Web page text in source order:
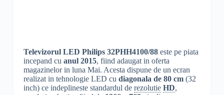
Televizorul LED Philips 32PHH4100/88este pe piata
incepand cu anul 2015, fiind adaugat in oferta
magazinelor in luna Mai. Acesta dispune de un ecran
realizat in tehnologie LED cu diagonala de 80 cm(32
inch) ce indeplineste standardul de rezolutie HD,